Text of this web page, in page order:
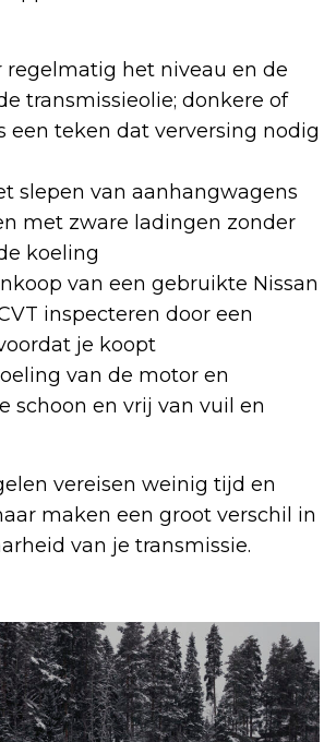
regelmatig het niveau en de
transmissieolie; donkere of
een teken dat verversing nodig
slepen van aanhangwagens
met zware ladingen zonder
koeling
van een gebruikte Nissan
inspecteren door een
je koopt
van de motor en
schoon en vrij van vuil en
vereisen weinig tijd en
maken een groot verschil in
van je transmissie.